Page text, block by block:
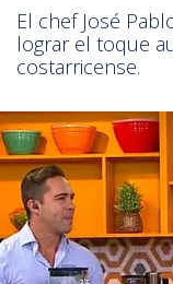
El chef José
lograr el toque
costarricense.